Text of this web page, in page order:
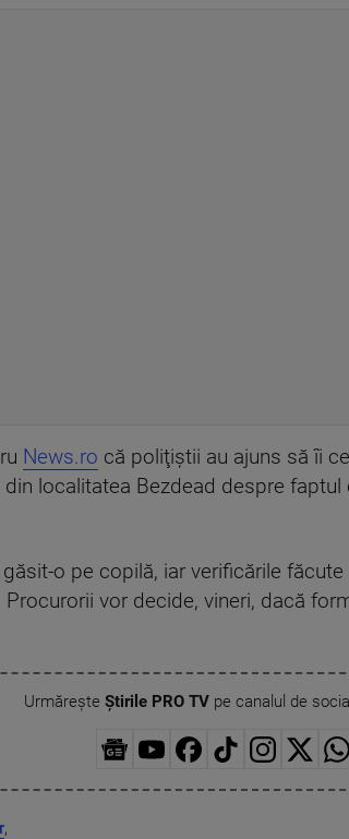
News.ro că poliţiştii au ajuns să îi
localitatea Bezdead despre
o pe copilă, iar verificările
vor decide, vineri, dacă
Urmărește Știrile PRO TVpe canalul de
,